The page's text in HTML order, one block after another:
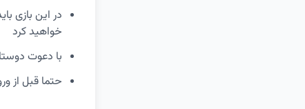
در این بازی
خواهید کرد
با دعوت
حتما قبل از